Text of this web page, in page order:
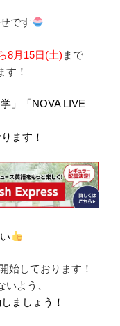
です
8月15日(土) まで
す！
」「NOVA LIVE
ます！
始しております！
よう、
ましょう！